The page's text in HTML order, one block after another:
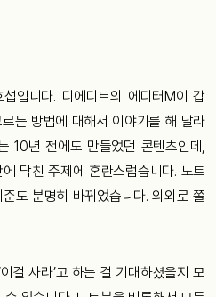
입니다. 디에디트의 에디터M이 갑
는 방법에 대해서 이야기를 해 달라
10년 전에도 만들었던 콘텐츠인데,
닥친 주제에 혼란스럽습니다. 노트
도 분명히 바뀌었습니다. 의외로 쫄
걸 사라’고 하는 걸 기대하셨을지 모